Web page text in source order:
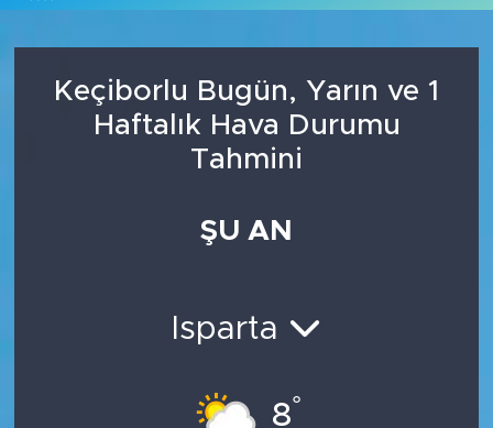
Keçiborlu Bugün, Yarın ve 1
Haftalık Hava Durumu
Tahmini
ŞU AN
Isparta
8°
Spor
Siyaset
Düzce Trafik Yoğunluk Haritası
Süper Lig Puan Durumu ve Fikstür
Tüm Manşetler